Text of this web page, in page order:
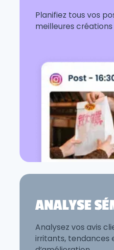
Planifiez tous vos
meilleures
ANALYSE
Analysez vos avis
irritants, tendances